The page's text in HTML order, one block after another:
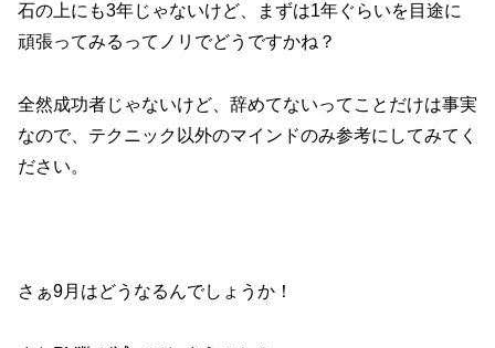
石の上にも3年じゃないけど、まずは1年ぐらいを目途に
頑張ってみるってノリでどうですかね？
全然成功者じゃないけど、辞めてないってことだけは事実
なので、テクニック以外のマインドのみ参考にしてみてく
ださい。
さぁ9月はどうなるんでしょうか！